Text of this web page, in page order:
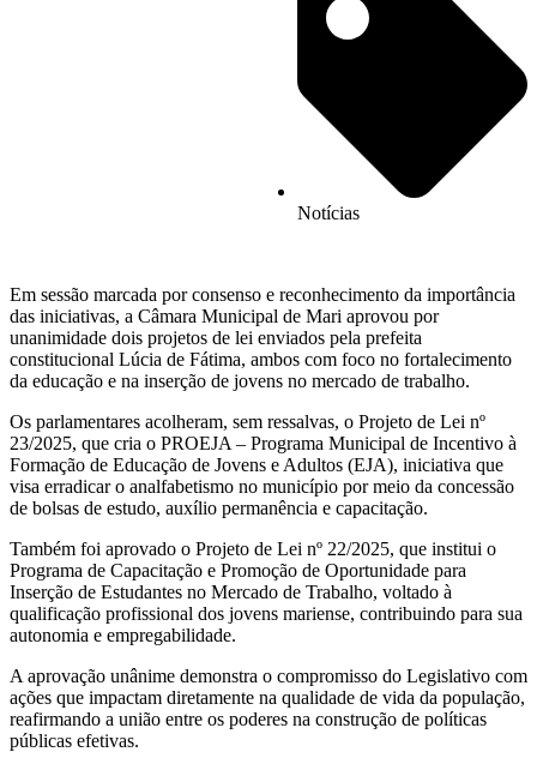
Notícias
Em sessão marcada por consenso e reconhecimento da importância
das iniciativas, a Câmara Municipal de Mari aprovou por
unanimidade dois projetos de lei enviados pela prefeita
constitucional Lúcia de Fátima, ambos com foco no fortalecimento
da educação e na inserção de jovens no mercado de trabalho.
Os parlamentares acolheram, sem ressalvas, o Projeto de Lei nº
23/2025, que cria o PROEJA – Programa Municipal de Incentivo à
Formação de Educação de Jovens e Adultos (EJA), iniciativa que
visa erradicar o analfabetismo no município por meio da concessão
de bolsas de estudo, auxílio permanência e capacitação.
Também foi aprovado o Projeto de Lei nº 22/2025, que institui o
Programa de Capacitação e Promoção de Oportunidade para
Inserção de Estudantes no Mercado de Trabalho, voltado à
qualificação profissional dos jovens mariense, contribuindo para sua
autonomia e empregabilidade.
A aprovação unânime demonstra o compromisso do Legislativo com
ações que impactam diretamente na qualidade de vida da população,
reafirmando a união entre os poderes na construção de políticas
públicas efetivas.